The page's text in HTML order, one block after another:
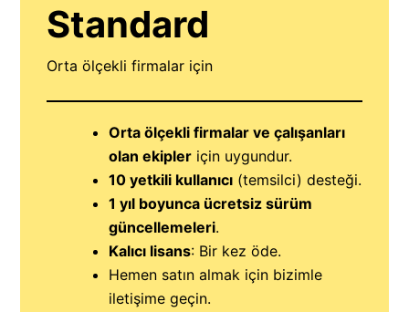
Standard
Orta ölçekli firmalar için
Orta ölçekli firmalar ve çalışanları
olan ekipler için uygundur.
10 yetkili kullanıcı (temsilci) desteği.
1 yıl boyunca ücretsiz sürüm
güncellemeleri.
Kalıcı lisans: Bir kez öde.
Hemen satın almak için bizimle
iletişime geçin.